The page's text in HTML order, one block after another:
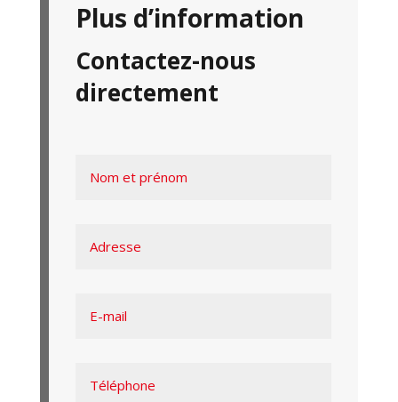
Plus d’information
Contactez-nous
directement